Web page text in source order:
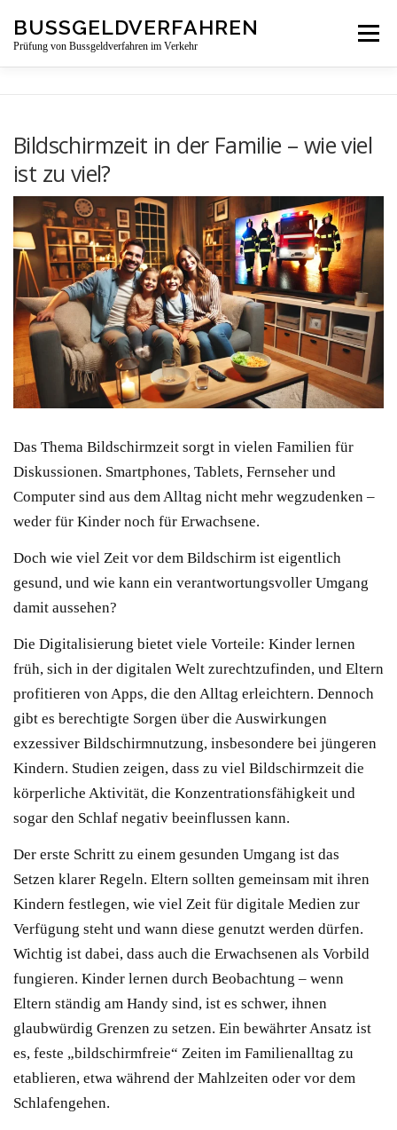
Inhalt
BUSSGELDVERFAHREN
Prüfung von Bussgeldverfahren im Verkehr
Menü
BUSSGELDBESCHEIDPRÜFUNG
Bildschirmzeit in der Familie – wie viel
ist zu viel?
Das Thema Bildschirmzeit sorgt in vielen Familien für
Diskussionen. Smartphones, Tablets, Fernseher und
Computer sind aus dem Alltag nicht mehr wegzudenken –
weder für Kinder noch für Erwachsene.
Doch wie viel Zeit vor dem Bildschirm ist eigentlich
gesund, und wie kann ein verantwortungsvoller Umgang
damit aussehen?
Die Digitalisierung bietet viele Vorteile: Kinder lernen
früh, sich in der digitalen Welt zurechtzufinden, und Eltern
profitieren von Apps, die den Alltag erleichtern. Dennoch
gibt es berechtigte Sorgen über die Auswirkungen
exzessiver Bildschirmnutzung, insbesondere bei jüngeren
Kindern. Studien zeigen, dass zu viel Bildschirmzeit die
körperliche Aktivität, die Konzentrationsfähigkeit und
sogar den Schlaf negativ beeinflussen kann.
Der erste Schritt zu einem gesunden Umgang ist das
Setzen klarer Regeln. Eltern sollten gemeinsam mit ihren
Kindern festlegen, wie viel Zeit für digitale Medien zur
Verfügung steht und wann diese genutzt werden dürfen.
Wichtig ist dabei, dass auch die Erwachsenen als Vorbild
fungieren. Kinder lernen durch Beobachtung – wenn
Eltern ständig am Handy sind, ist es schwer, ihnen
glaubwürdig Grenzen zu setzen. Ein bewährter Ansatz ist
es, feste „bildschirmfreie“ Zeiten im Familienalltag zu
etablieren, etwa während der Mahlzeiten oder vor dem
Schlafengehen.